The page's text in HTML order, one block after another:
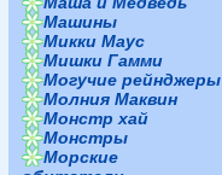
Машины
Микки Маус
Мишки Гамми
Могучие рейнджеры
Молния Маквин
Монстр хай
Монстры
Морские